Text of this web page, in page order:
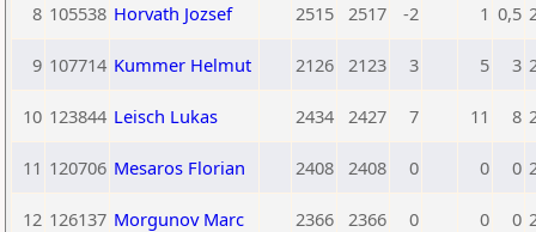
8 105538 Horvath Jozsef 2515 2517 -2 1 0,5
9 107714 Kummer Helmut 2126 2123 3 5 3
10 123844 Leisch Lukas 2434 2427 7 11 8
11 120706 Mesaros Florian 2408 2408 0 0 0
12 126137 Morgunov Marc 2366 2366 0 0 0